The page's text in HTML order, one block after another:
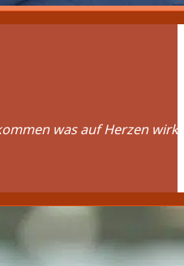
was auf Herzen